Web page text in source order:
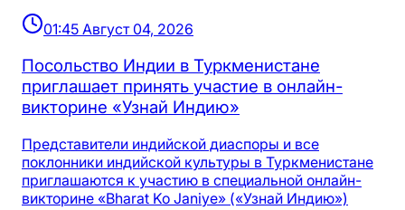
01:45 Август 04, 2026
Посольство Индии в Туркменистане
приглашает принять участие в онлайн-
викторине «Узнай Индию»
Представители индийской диаспоры и все
поклонники индийской культуры в Туркменистане
приглашаются к участию в специальной онлайн-
викторине «Bharat Ko Janiye» («Узнай Индию»)